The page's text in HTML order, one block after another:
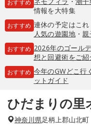
おすすめ
情報を大特集
おすすめ 連休の予定はこ
人気の遊園地・親
おすすめ 2026年のゴール
想と回避術をご紹
おすすめ 今年のGWどこ行
ットガイド
ひだまりの里
神奈川県足柄上郡山北町